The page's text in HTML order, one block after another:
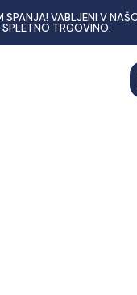
SPANJA! VABLJENI V
SPLETNO TRGOVINO.